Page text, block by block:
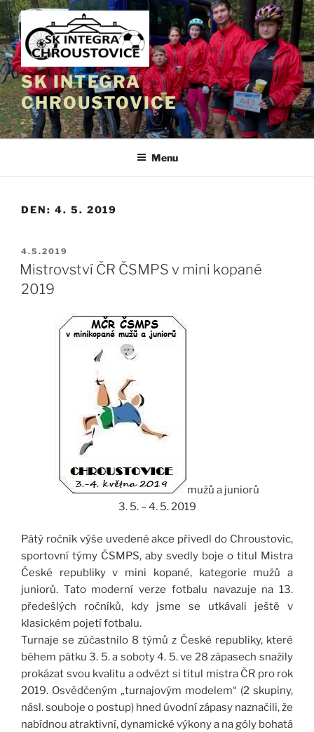
Přejít
k
obsahu
webu
SK INTEGRA
CHROUSTOVICE
z. s.
Menu
DEN: 4. 5. 2019
PUBLIKOVÁNO
4.5.2019
Mistrovství ČR ČSMPS v mini kopané
2019
mužů a juniorů
3. 5. – 4. 5. 2019
Pátý ročník výše uvedené akce přivedl do Chroustovic,
sportovní týmy ČSMPS, aby svedly boje o titul Mistra
České republiky v mini kopané, kategorie mužů a
juniorů. Tato moderní verze fotbalu navazuje na 13.
předešlých ročníků, kdy jsme se utkávali ještě v
klasickém pojetí fotbalu.
Turnaje se zúčastnilo 8 týmů z České republiky, které
během pátku 3. 5. a soboty 4. 5. ve 28 zápasech snažily
prokázat svou kvalitu a odvézt si titul mistra ČR pro rok
2019. Osvědčeným „turnajovým modelem“ (2 skupiny,
násl. souboje o postup) hned úvodní zápasy naznačili, že
nabídnou atraktivní, dynamické výkony a na góly bohatá